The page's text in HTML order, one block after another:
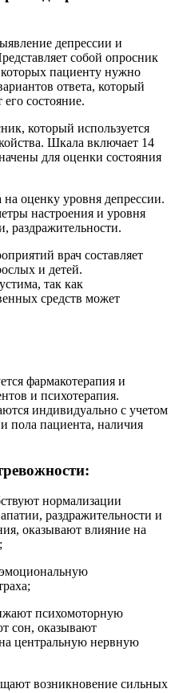
депрессии и
собой опросник
пациенту нужно
ответа, который
состояние.
который используется
Шкала включает 14
для оценки состояния
оценку уровня депрессии.
настроения и уровня
раздражительности.
врач составляет
и детей.
так как
средств может
фармакотерапия и
и психотерапия.
индивидуально с учетом
пола пациента, наличия
нормализации
раздражительности и
оказывают влияние на
психомоторную
сон, оказывают
центральную нервную
возникновение сильных